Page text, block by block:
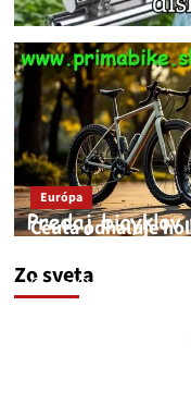
Zo sveta
Európa
Ceuta odhaľuje
JNS